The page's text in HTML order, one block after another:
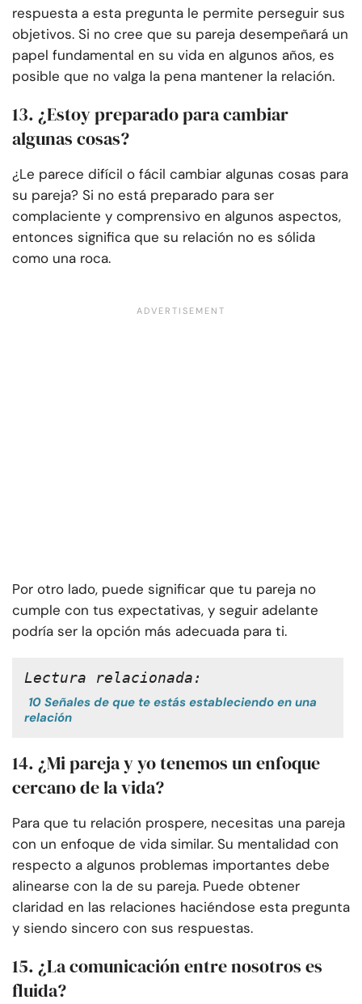
respuesta a esta pregunta le permite perseguir sus
objetivos. Si no cree que su pareja desempeñará un
papel fundamental en su vida en algunos años, es
posible que no valga la pena mantener la relación.
13. ¿Estoy preparado para cambiar
algunas cosas?
¿Le parece difícil o fácil cambiar algunas cosas para
su pareja? Si no está preparado para ser
complaciente y comprensivo en algunos aspectos,
entonces significa que su relación no es sólida
como una roca.
Por otro lado, puede significar que tu pareja no
cumple con tus expectativas, y seguir adelante
podría ser la opción más adecuada para ti.
Lectura relacionada:
10 Señales de que te estás estableciendo en una
relación
14. ¿Mi pareja y yo tenemos un enfoque
cercano de la vida?
Para que tu relación prospere, necesitas una pareja
con un enfoque de vida similar. Su mentalidad con
respecto a algunos problemas importantes debe
alinearse con la de su pareja. Puede obtener
claridad en las relaciones haciéndose esta pregunta
y siendo sincero con sus respuestas.
15. ¿La comunicación entre nosotros es
fluida?